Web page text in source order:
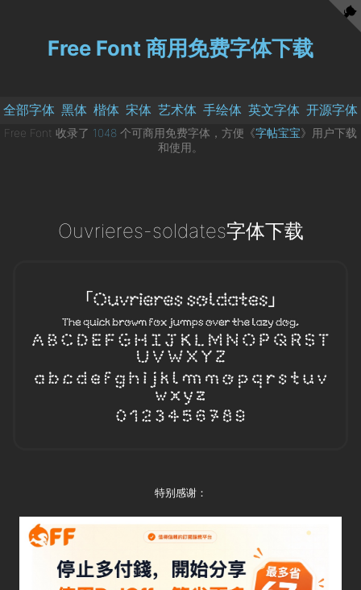
Free Font 商用免费字体下载
全部字体 黑体 楷体 宋体 艺术体 手绘体 英文字体 开源字体
Free Font 收录了 1048 个可商用免费字体，方便《字帖宝宝》用户下载
和使用。
Ouvrieres-soldates字体下载
特别感谢：